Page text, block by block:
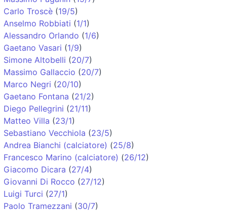
Carlo Troscè (19/5)
Anselmo Robbiati (1/1)
Alessandro Orlando (1/6)
Gaetano Vasari (1/9)
Simone Altobelli (20/7)
Massimo Gallaccio (20/7)
Marco Negri (20/10)
Gaetano Fontana (21/2)
Diego Pellegrini (21/11)
Matteo Villa (23/1)
Sebastiano Vecchiola (23/5)
Andrea Bianchi (calciatore) (25/8)
Francesco Marino (calciatore) (26/12)
Giacomo Dicara (27/4)
Giovanni Di Rocco (27/12)
Luigi Turci (27/1)
Paolo Tramezzani (30/7)